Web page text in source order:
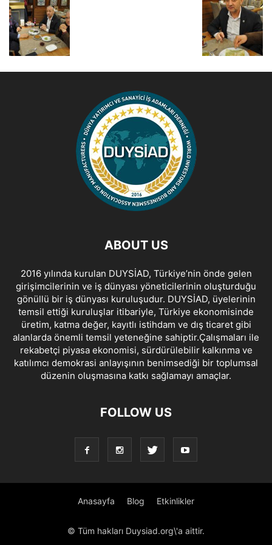
ABOUT US
2016 yılında kurulan DUYSİAD, Türkiye’nin önde gelen
girişimcilerinin ve iş dünyası yöneticilerinin oluşturduğu
gönüllü bir iş dünyası kuruluşudur. DUYSİAD, üyelerinin
temsil ettiği kuruluşlar itibariyle, Türkiye ekonomisinde
üretim, katma değer, kayıtlı istihdam ve dış ticaret gibi
alanlarda önemli temsil yeteneğine sahiptir.Çalışmaları ile
rekabetçi piyasa ekonomisi, sürdürülebilir kalkınma ve
katılımcı demokrasi anlayışının benimsediği bir toplumsal
düzenin oluşmasına katkı sağlamayı amaçlar.
FOLLOW US
Anasayfa Blog Etkinlikler
© Tüm hakları Duysiad.org\'a aittir.